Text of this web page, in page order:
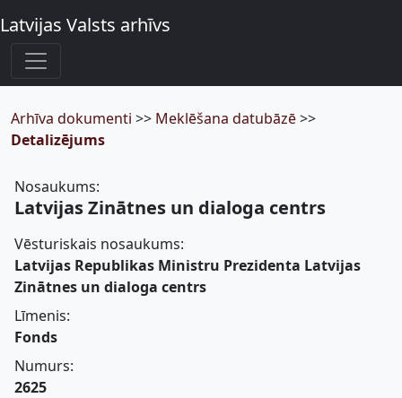
Latvijas Valsts arhīvs
Arhīva dokumenti >> Meklēšana datubāzē>>
Detalizējums
Nosaukums:
Latvijas Zinātnes un dialoga centrs
Vēsturiskais nosaukums:
Latvijas Republikas Ministru Prezidenta Latvijas
Zinātnes un dialoga centrs
Līmenis:
Fonds
Numurs:
2625